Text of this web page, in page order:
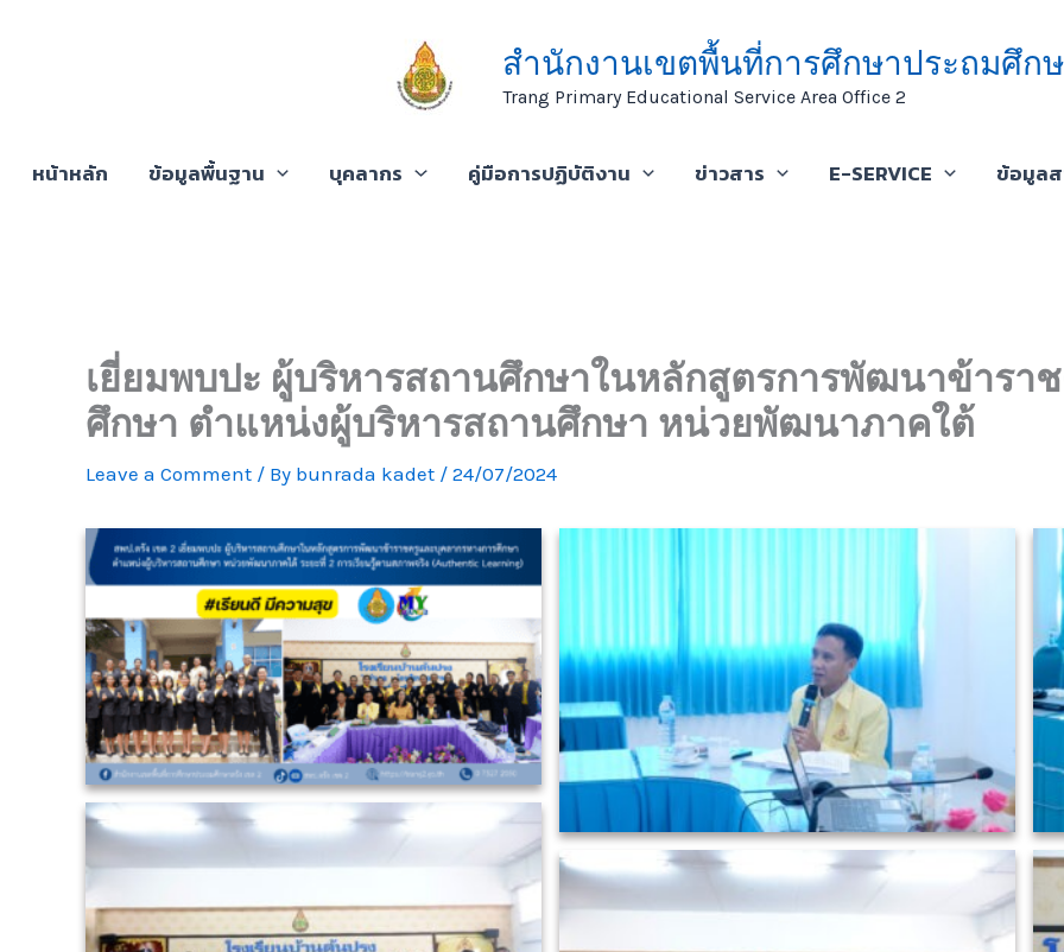
สำนักงานเขตพื้นที่การศึกษาประถมศึกษ
Trang Primary Educational Service Area Office 2
หน้าหลัก ข้อมูลพื้นฐาน บุคลากร คู่มือการปฏิบัติงาน ข่าวสาร E-SERVICE ข้อมูล
เยี่ยมพบปะ ผู้บริหารสถานศึกษาในหลักสูตรการพัฒนาข้ารา
ศึกษา ตำแหน่งผู้บริหารสถานศึกษา หน่วยพัฒนาภาคใต้
Leave a Comment / By bunrada kadet / 24/07/2024